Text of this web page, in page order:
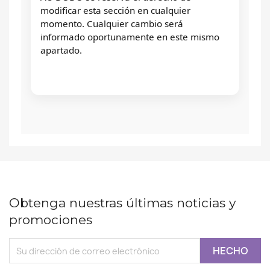
modificar esta sección en cualquier
momento. Cualquier cambio será
informado oportunamente en este mismo
apartado.
Obtenga nuestras últimas noticias y
promociones